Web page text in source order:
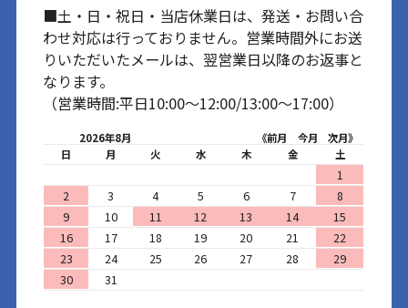
■土・日・祝日・当店休業日は、発送・お問い合
わせ対応は行っておりません。営業時間外にお送
りいただいたメールは、翌営業日以降のお返事と
なります。
（営業時間:平日10:00～12:00/13:00～17:00）
2026年8月 《前月 今月
次月》
日
月 火 水 木 金 土
1
2
3 4 5 6 7
8
9
10 11 12 13 14
15
16
17 18 19 20 21
22
23
24 25 26 27 28
29
30
31